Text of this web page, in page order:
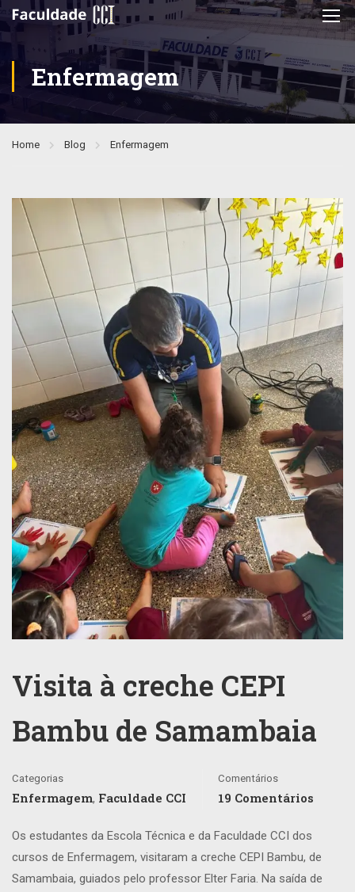
Enfermagem
Home Blog Enfermagem
Visita à creche CEPI
Bambu de Samambaia
Categorias
Enfermagem, Faculdade CCI
Comentários
19 Comentários
Os estudantes da Escola Técnica e da Faculdade CCI dos
cursos de Enfermagem, visitaram a creche CEPI Bambu, de
Samambaia, guiados pelo professor Elter Faria. Na saída de